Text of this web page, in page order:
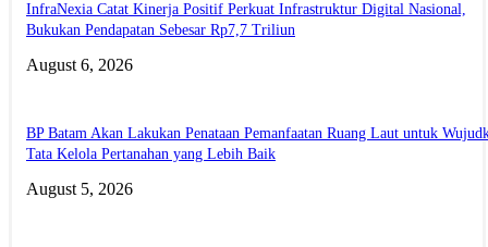
InfraNexia Catat Kinerja Positif Perkuat Infrastruktur Digital Nasional,
Bukukan Pendapatan Sebesar Rp7,7 Triliun
August 6, 2026
BP Batam Akan Lakukan Penataan Pemanfaatan Ruang Laut untuk
Tata Kelola Pertanahan yang Lebih Baik
August 5, 2026